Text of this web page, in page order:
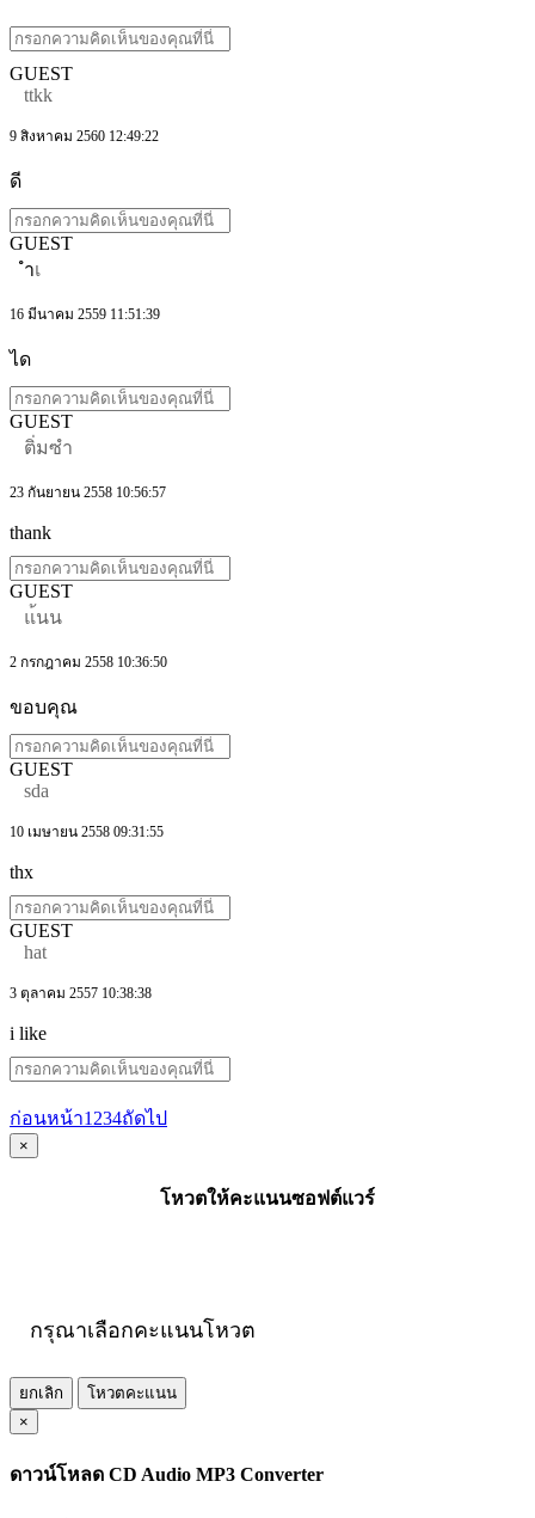
GUEST
ttkk
9 สิงหาคม 2560 12:49:22
ดี
GUEST
ำเ
16 มีนาคม 2559 11:51:39
ได
GUEST
ติ่มซำ
23 กันยายน 2558 10:56:57
thank
GUEST
แ้นน
2 กรกฎาคม 2558 10:36:50
ขอบคุณ
GUEST
sda
10 เมษายน 2558 09:31:55
thx
GUEST
hat
3 ตุลาคม 2557 10:38:38
i like
ก่อนหน้า1 234ถัดไป
×
โหวตให้คะแนนซอฟต์แวร์
กรุณาเลือกคะแนนโหวต
ยกเลิก
โหวตคะแนน
×
ดาวน์โหลด CD Audio MP3 Converter